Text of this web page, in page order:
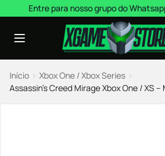
Pular para o conteúdo
Entre para nosso grupo do
Início › Xbox One / Xbox Series ›
Assassin’s Creed Mirage Xbox One / XS